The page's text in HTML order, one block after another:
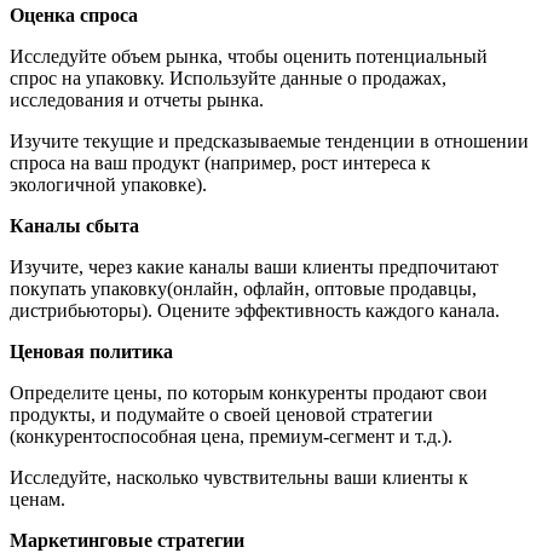
Оценка спроса
Исследуйте объем рынка, чтобы оценить потенциальный
спрос на упаковку. Используйте данные о продажах,
исследования и отчеты рынка.
Изучите текущие и предсказываемые тенденции в отношении
спроса на ваш продукт (например, рост интереса к
экологичной упаковке).
Каналы сбыта
Изучите, через какие каналы ваши клиенты предпочитают
покупать упаковку(онлайн, офлайн, оптовые продавцы,
дистрибьюторы). Оцените эффективность каждого канала.
Ценовая политика
Определите цены, по которым конкуренты продают свои
продукты, и подумайте о своей ценовой стратегии
(конкурентоспособная цена, премиум-сегмент и т.д.).
Исследуйте, насколько чувствительны ваши клиенты к
ценам.
Маркетинговые стратегии